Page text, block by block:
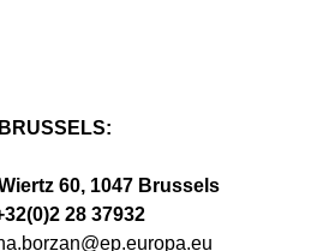
BRUSSELS:
60, 1047 Brussels
28 37932